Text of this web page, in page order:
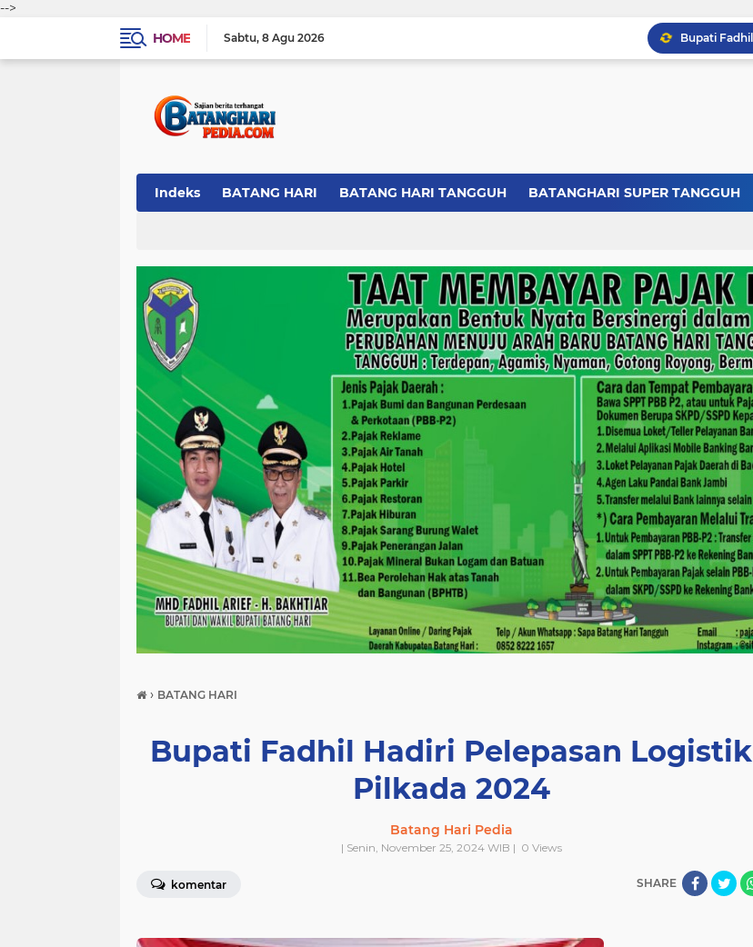
-->
HOME
Sabtu 8 Agu 2026
Indeks BATANG HARI BATANG HARI TANGGUH BATANGHARI SUPER TANGGUH
› BATANG HARI
Bupati Fadhil Hadiri Pelepasan Logistik
Pilkada 2024
Batang Hari Pedia
| Senin, November 25, 2024 WIB | 0 Views
komentar SHARE